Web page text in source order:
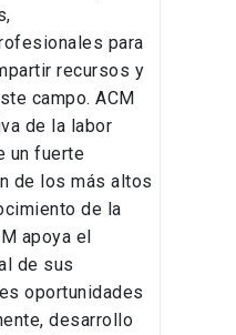
para
recursos y
campo. ACM
de la labor
un fuerte
de los más altos
de la
apoya el
de sus
oportunidades
desarrollo